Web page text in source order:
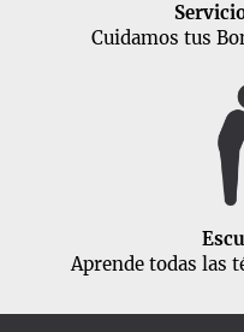
Cuidamos tus
Aprende todas las